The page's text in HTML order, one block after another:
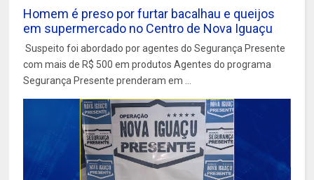
Homem é preso por furtar bacalhau e queijos
em supermercado no Centro de Nova Iguaçu
Suspeito foi abordado por agentes do Segurança Presente
com mais de R$ 500 em produtos Agentes do programa
Segurança Presente prenderam em ...